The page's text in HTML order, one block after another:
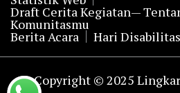
Draft Cerita Kegiatan—
Komunitasmu
Berita Acara Hari
Copyright © 2025